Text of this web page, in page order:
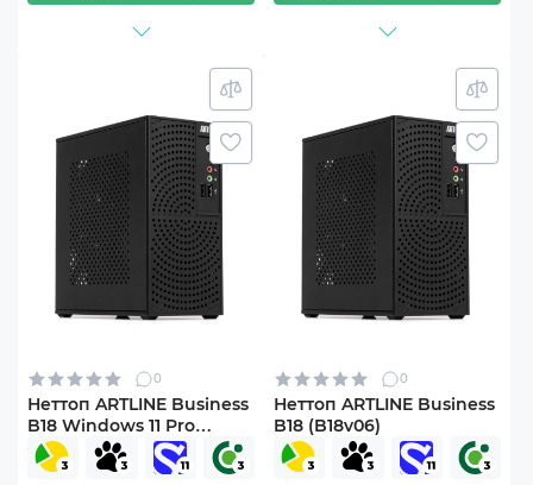
0
Неттоп ARTLINE Business
B18 Windows 11 Pro
(B18v02Win)
0
Неттоп ARTLINE Business
B18 (B18v06)